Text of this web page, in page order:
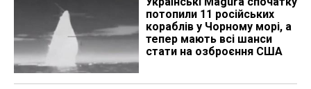
потопили 11 російських
кораблів у Чорному морі, а
тепер мають всі шанси
стати на озброєння США